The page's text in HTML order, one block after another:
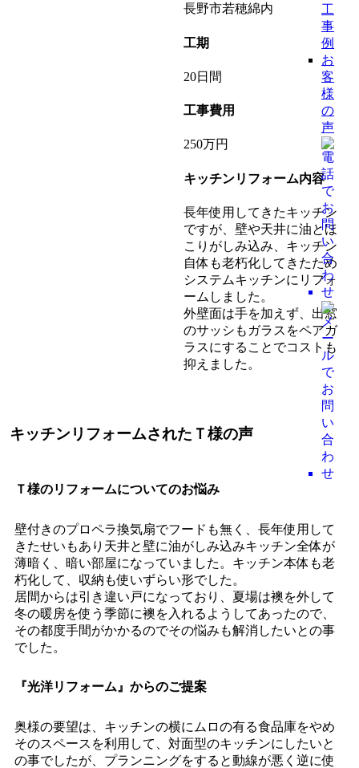
工
事
例
お
客
様
の
声
長野市若穂綿内
工期
20日間
工事費用
250万円
キッチンリフォーム内容
長年使用してきたキッチン
ですが、壁や天井に油とほ
こりがしみ込み、キッチン
自体も老朽化してきたため
システムキッチンにリフォ
ームしました。
外壁面は手を加えず、出窓
のサッシもガラスをペアガ
ラスにすることでコストも
抑えました。
キッチンリフォームされたＴ様の声
Ｔ様のリフォームについてのお悩み
壁付きのプロペラ換気扇でフードも無く、長年使用して
きたせいもあり天井と壁に油がしみ込みキッチン全体が
薄暗く、暗い部屋になっていました。キッチン本体も老
朽化して、収納も使いずらい形でした。
居間からは引き違い戸になっており、夏場は襖を外して
冬の暖房を使う季節に襖を入れるようしてあったので、
その都度手間がかかるのでその悩みも解消したいとの事
でした。
『光洋リフォーム』からのご提案
奥様の要望は、キッチンの横にムロの有る食品庫をやめ
そのスペースを利用して、対面型のキッチンにしたいと
の事でしたが、プランニングをすると動線が悪く逆に使